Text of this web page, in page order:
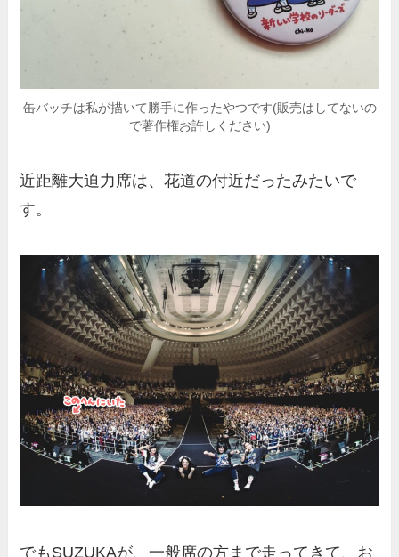
缶バッチは私が描いて勝手に作ったやつです(販売はしてないの
で著作権お許しください)
近距離大迫力席は、花道の付近だったみたいで
す。
でもSUZUKAが、一般席の方まで走ってきて、お